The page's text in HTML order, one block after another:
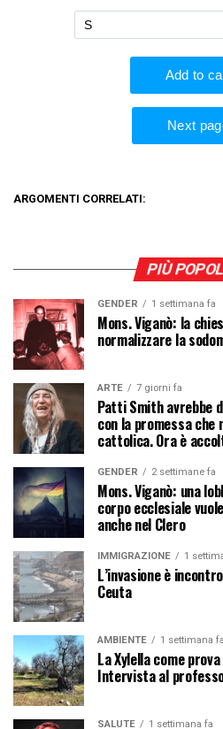
ARGOMENTI CORRELATI:
PIÙ
GENDER 1 settimana fa
Mons. Viganò: la
normalizzare la
ARTE 7 giorni fa
Patti Smith avrebbe
con la promessa
cattolica. Ora è
GENDER 2 settimane fa
Mons. Viganò: una
corpo ecclesiale
anche nel Clero
IMMIGRAZIONE 1
L’invasione è
Ceuta
AMBIENTE 1 settimana fa
La Xylella come
Intervista al
SALUTE 1 settimana fa